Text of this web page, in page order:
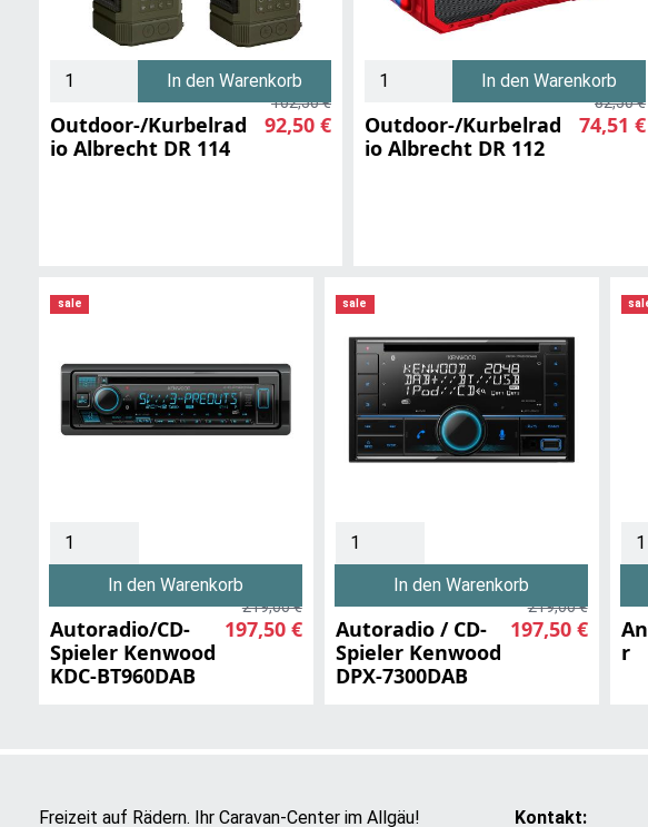
In den Warenkorb
Outdoor-/Kurbelrad
io Albrecht DR 114
102,50 €
92,50 €
In den Warenkorb
Outdoor-/Kurbelrad
io Albrecht DR 112
82,50 €
74,51 €
sale
In den Warenkorb
Autoradio/CD-
Spieler Kenwood
KDC-BT960DAB
219,00 €
197,50 €
sale
In den Warenkorb
Autoradio / CD-
Spieler Kenwood
DPX-7300DAB
219,00 €
197,50 €
r
Freizeit auf Rädern. Ihr Caravan-Center im Allgäu!
Kontakt: